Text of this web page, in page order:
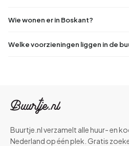
Wie wonen er in Boskant?
Welke voorzieningen liggen in de
Buurtje.nl verzamelt alle huur- en
Nederland op één plek. Gratis